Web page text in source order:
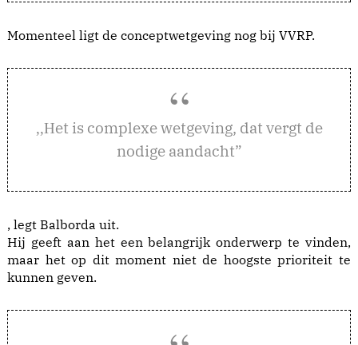
Momenteel ligt de conceptwetgeving nog bij VVRP.
,,Het is complexe wetgeving, dat vergt de
nodige aandacht”
, legt Balborda uit.
Hij geeft aan het een belangrijk onderwerp te vinden,
maar het op dit moment niet de hoogste prioriteit te
kunnen geven.